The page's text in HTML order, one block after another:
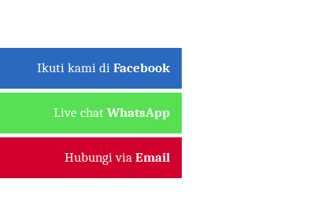
Ikuti kami di Facebook
Live chat WhatsApp
Hubungi via Email